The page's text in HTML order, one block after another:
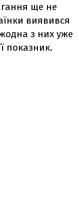
ще не
виявився
з них уже
показник.